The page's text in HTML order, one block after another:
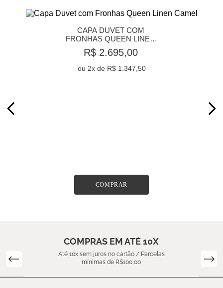
CAPA DUVET COM
FRONHAS QUEEN LINEN
CAMEL
R$ 2.695,00
ou 2x de R$ 1.347,50
COMPRAR
COMPRAS EM ATÉ 10X
Até 10x sem juros no cartão / Parcelas
mínimas de R$100,00